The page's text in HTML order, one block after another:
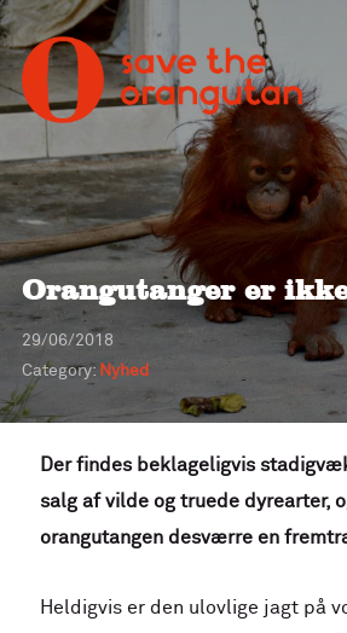
Orangutanger er
29/06/2018
Category: Nyhed
Der findes beklageligvis
salg af vilde og truede dyrearter,
orangutangen desværre en
Heldigvis er den ulovlige jagt på